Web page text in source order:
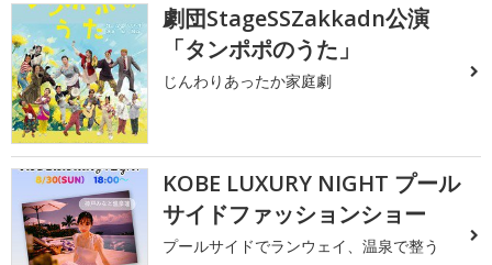
劇団StageSSZakkadn公演
「タンポポのうた」
じんわりあったか家庭劇
KOBE LUXURY NIGHT プール
サイドファッションショー
プールサイドでランウェイ、温泉で整う